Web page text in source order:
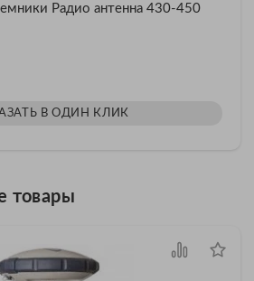
Радио антенна 430-450
В ОДИН КЛИК
товары